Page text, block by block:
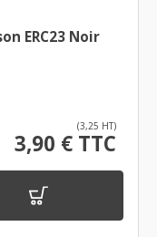
ERC23 Noir
(3,25 HT)
3,90 € TTC